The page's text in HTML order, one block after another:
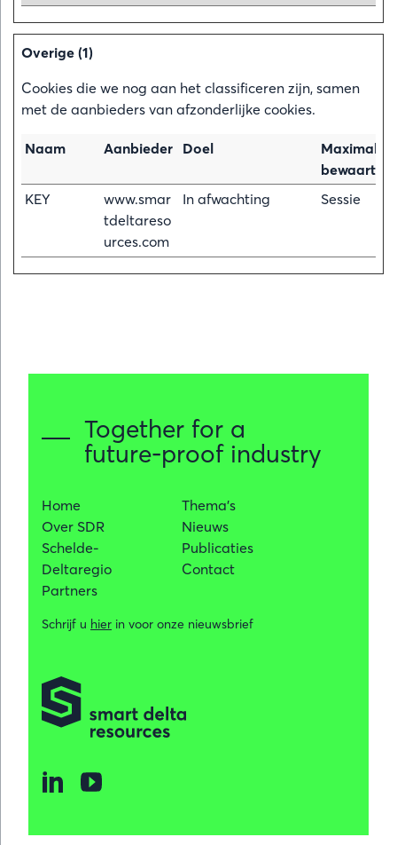
Overige (1)
Cookies die we nog aan het classificeren zijn, samen
met de aanbieders van afzonderlijke cookies.
Naam Aanbieder Doel
Maximale
KEY
www.smar
tdeltareso
urces.com
In afwachting Sessie
Together for a
future-proof industry
Home
Over SDR
Schelde-
Deltaregio
Partners
Thema's
Nieuws
Publicaties
Contact
Schrijf u hier in voor onze nieuwsbrief